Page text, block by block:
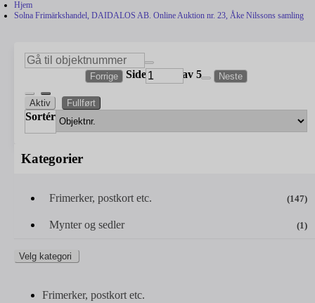
Hjem
Solna Frimärkshandel, DAIDALOS AB. Online Auktion nr. 23, Åke Nilssons samling
Forrige Side av 5 Neste
Aktiv Fullført
Sortér
Kategorier
Frimerker, postkort etc. (147)
Mynter og sedler (1)
Velg kategori
Frimerker, postkort etc.